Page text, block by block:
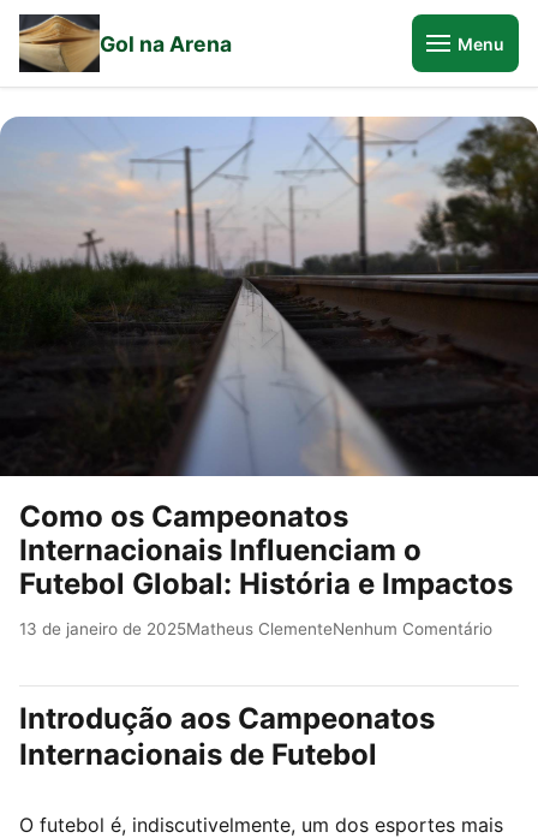
Gol na Arena Menu
Como os Campeonatos
Internacionais Influenciam o
Futebol Global: História e Impactos
13 de janeiro de 2025Matheus ClementeNenhum Comentário
Introdução aos Campeonatos
Internacionais de Futebol
O futebol é, indiscutivelmente, um dos esportes mais